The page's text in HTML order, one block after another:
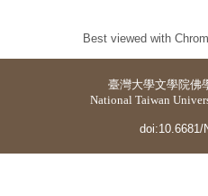
Best viewed with
臺灣大學文學院佛
National Taiwan
doi:10.6681/